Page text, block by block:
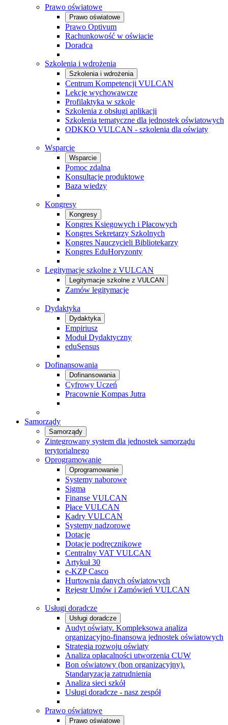
Prawo oświatowe
Prawo oświatowe
Prawo Optivum
Rachunkowość w oświacie
Doradca
Szkolenia i wdrożenia
Szkolenia i wdrożenia
Centrum Kompetencji VULCAN
Lekcje wychowawcze
Profilaktyka w szkole
Szkolenia z obsługi aplikacji
Szkolenia tematyczne dla jednostek oświatowych
ODKKO VULCAN - szkolenia dla oświaty
Wsparcie
Wsparcie
Pomoc zdalna
Konsultacje produktowe
Baza wiedzy
Kongresy
Kongresy
Kongres Księgowych i Płacowych
Kongres Sekretarzy Szkolnych
Kongres Nauczycieli Bibliotekarzy
Kongres EduHoryzonty
Legitymacje szkolne z VULCAN
Legitymacje szkolne z VULCAN
Zamów legitymacje
Dydaktyka
Dydaktyka
Empiriusz
Moduł Dydaktyczny
eduSensus
Dofinansowania
Dofinansowania
Cyfrowy Uczeń
Pracownie Kompas Jutra
Samorządy
Samorządy
Zintegrowany system dla jednostek samorządu
terytorialnego
Oprogramowanie
Oprogramowanie
Systemy naborowe
Sigma
Finanse VULCAN
Płace VULCAN
Kadry VULCAN
Systemy nadzorowe
Dotacje
Dotacje podręcznikowe
Centralny VAT VULCAN
Artykuł 30
e-KZP Casco
Hurtownia danych oświatowych
Rejestr Umów i Zamówień VULCAN
Usługi doradcze
Usługi doradcze
Audyt oświaty. Kompleksowa analiza
organizacyjno-finansowa jednostek oświatowych
Strategia rozwoju oświaty
Analiza opłacalności utworzenia CUW
Bon oświatowy (bon organizacyjny).
Standaryzacja zatrudnienia
Analiza sieci szkół
Usługi doradcze - nasz zespół
Prawo oświatowe
Prawo oświatowe